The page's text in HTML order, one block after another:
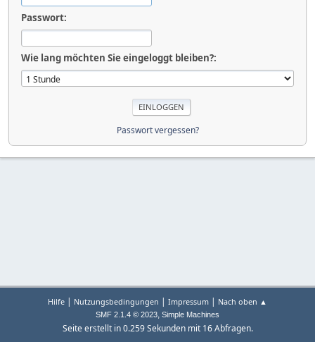
Passwort:
Wie lang möchten Sie eingeloggt bleiben?:
Passwort vergessen?
Hilfe | Nutzungsbedingungen | Impressum | Nach oben ▲
SMF 2.1.4 © 2023, Simple Machines
Seite erstellt in 0.259 Sekunden mit 16 Abfragen.